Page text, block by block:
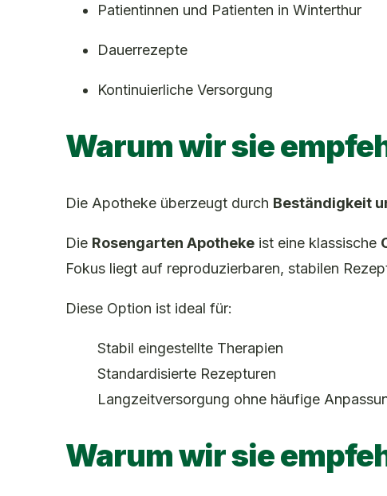
Patientinnen und Patienten in Winterthur
Dauerrezepte
Kontinuierliche Versorgung
Warum wir sie
Die Apotheke überzeugt durch Beständigkeit
Die Rosengarten Apotheke ist eine klassische
Fokus liegt auf reproduzierbaren, stabilen
Diese Option ist ideal für:
Stabil eingestellte Therapien
Standardisierte Rezepturen
Langzeitversorgung ohne häufige
Warum wir sie